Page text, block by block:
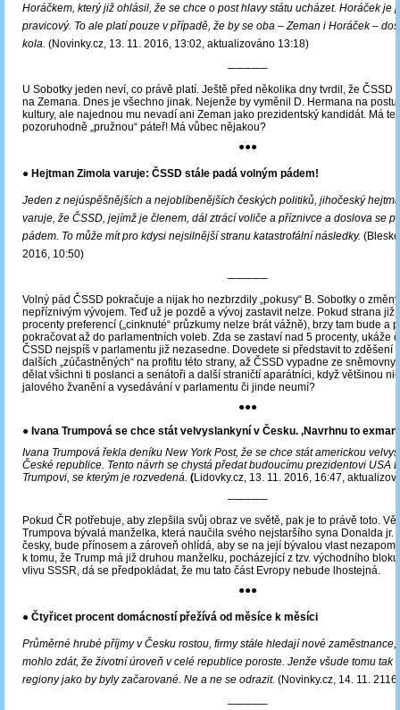
Horáčkem, který již ohlásil, že se chce o post hlavy státu ucházet. Horáček je
pravicový. To ale platí pouze v případě, že by se oba – Zeman i Horáček –
kola. (Novinky.cz, 13. 11. 2016, 13:02, aktualizováno 13:18)
─────
U Sobotky jeden neví, co právě platí. Ještě před několika dny tvrdil, že ČSSD
na Zemana. Dnes je všechno jinak. Nejenže by vyměnil D. Hermana na postu
kultury, ale najednou mu nevadí ani Zeman jako prezidentský kandidát. Má
pozoruhodně „pružnou“ páteř! Má vůbec nějakou?
●●●
● Hejtman Zimola varuje: ČSSD stále padá volným pádem!
Jeden z nejúspěšnějších a nejoblíbenějších českých politiků, jihočeský
varuje, že ČSSD, jejímž je členem, dál ztrácí voliče a příznivce a doslova se
pádem. To může mít pro kdysi nejsilnější stranu katastrofální následky.
2016, 10:50)
─────
Volný pád ČSSD pokračuje a nijak ho nezbrzdily „pokusy“ B. Sobotky o
nepříznivým vývojem. Teď už je pozdě a vývoj zastavit nelze. Pokud strana již
procenty preferencí („cinknuté“ průzkumy nelze brát vážně), brzy tam bude a
pokračovat až do parlamentních voleb. Zda se zastaví nad 5 procenty, ukáže
ČSSD nejspíš v parlamentu již nezasedne. Dovedete si představit to zděšení
dalších „zúčastněných“ na profitu této strany, až ČSSD vypadne ze
dělat všichni ti poslanci a senátoři a další straničtí aparátníci, když většinou
jalového žvanění a vysedávání v parlamentu či jinde neumí?
●●●
● Ivana Trumpová se chce stát velvyslankyní v Česku. ‚Navrhnu to
Ivana Trumpová řekla deníku New York Post, že se chce stát americkou
České republice. Tento návrh se chystá předat budoucímu prezidentovi USA
Trumpovi, se kterým je rozvedená. (Lidovky.cz, 13. 11. 2016, 16:47,
─────
Pokud ČR potřebuje, aby zlepšila svůj obraz ve světě, pak je to právě toto.
Trumpova bývalá manželka, která naučila svého nejstaršího syna Donalda jr.
česky, bude přínosem a zároveň ohlídá, aby se na její bývalou vlast
k tomu, že Trump má již druhou manželku, pocházející z tzv. východního
vlivu SSSR, dá se předpokládat, že mu tato část Evropy nebude lhostejná.
●●●
● Čtyřicet procent domácností přežívá od měsíce k měsíci
Průměrné hrubé příjmy v Česku rostou, firmy stále hledají nové zaměstnance,
mohlo zdát, že životní úroveň v celé republice poroste. Jenže všude tomu tak
regiony jako by byly začarované. Ne a ne se odrazit. (Novinky.cz, 14. 11.
─────